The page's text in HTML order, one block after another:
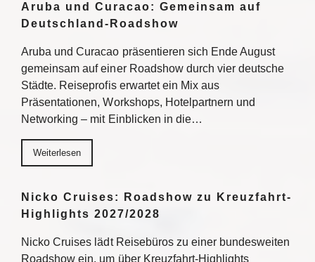
Aruba und Curacao: Gemeinsam auf
Deutschland-Roadshow
Aruba und Curacao präsentieren sich Ende August
gemeinsam auf einer Roadshow durch vier deutsche
Städte. Reiseprofis erwartet ein Mix aus
Präsentationen, Workshops, Hotelpartnern und
Networking – mit Einblicken in die…
Weiterlesen
Nicko Cruises: Roadshow zu Kreuzfahrt-
Highlights 2027/2028
Nicko Cruises lädt Reisebüros zu einer bundesweiten
Roadshow ein, um über Kreuzfahrt-Highlights